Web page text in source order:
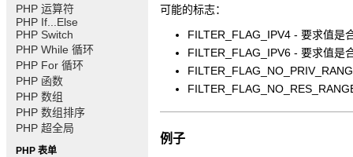
PHP 运算符
PHP If...Else
PHP Switch
PHP While 循环
PHP For 循环
PHP 函数
PHP 数组
PHP 数组排序
PHP 超全局
PHP 表单
可能的标志：
FILTER_FLAG_IPV4 - 要求值是
FILTER_FLAG_IPV6 - 要求值是
例子